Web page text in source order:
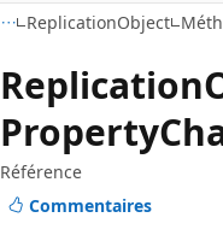
ReplicationObject
Replication
Property
Référence
Commentaires